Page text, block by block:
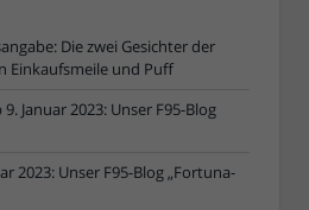
Die zwei Gesichter der
Einkaufsmeile und Puff
9. Januar 2023: Unser F95-Blog
2023: Unser F95-Blog „Fortuna-